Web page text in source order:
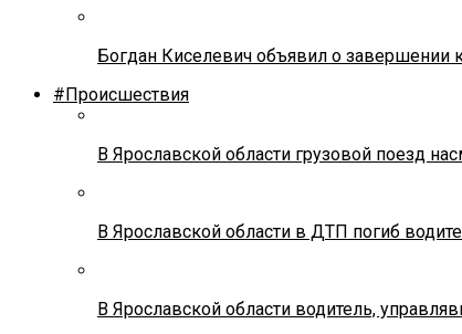
Богдан Киселевич объявил о завершении
#Происшествия
В Ярославской области грузовой поезд
В Ярославской области в ДТП погиб
В Ярославской области водитель,